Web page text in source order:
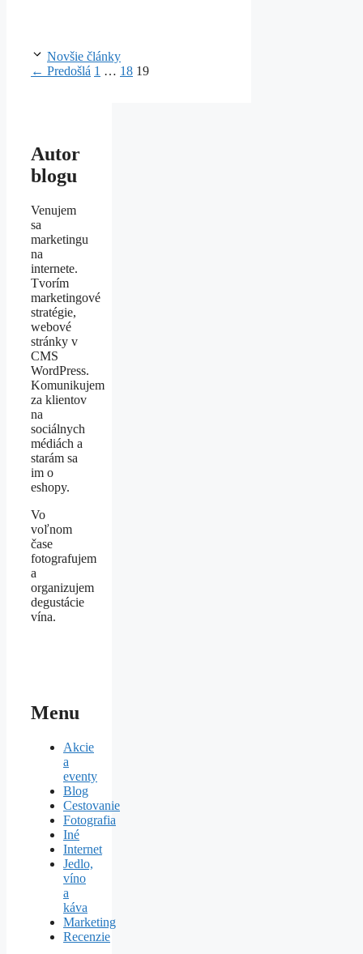
Novšie články
← Predošlá Stránka
1 … Stránka
18 Stránka
19
Autor
blogu
Venujem
sa
marketingu
na
internete.
Tvorím
marketingové
stratégie,
webové
stránky v
CMS
WordPress.
Komunikujem
za klientov
na
sociálnych
médiách a
starám sa
im o
eshopy.
Vo
voľnom
čase
fotografujem
a
organizujem
degustácie
vína.
Menu
Akcie
a
eventy
Blog
Cestovanie
Fotografia
Iné
Internet
Jedlo,
víno
a
káva
Marketing
Recenzie